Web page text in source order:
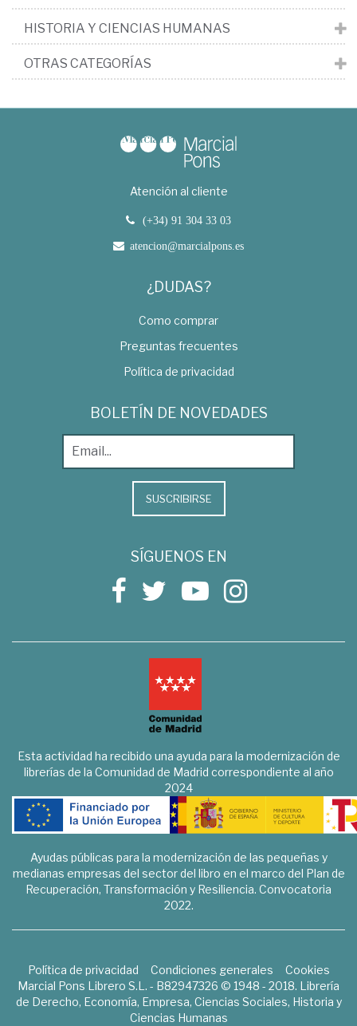
HISTORIA Y CIENCIAS HUMANAS
OTRAS CATEGORÍAS
Atención al cliente
(+34) 91 304 33 03
atencion@marcialpons.es
¿DUDAS?
Como comprar
Preguntas frecuentes
Política de privacidad
BOLETÍN DE NOVEDADES
SUSCRIBIRSE
SÍGUENOS EN
Esta actividad ha recibido una ayuda para la modernización de
librerías de la Comunidad de Madrid correspondiente al año
2024
Ayudas públicas para la modernización de las pequeñas y
medianas empresas del sector del libro en el marco del Plan de
Recuperación, Transformación y Resiliencia. Convocatoria
2022.
Política de privacidad Condiciones generales
Cookies
Marcial Pons Librero S.L. - B82947326 © 1948 - 2018. Librería
de Derecho, Economía, Empresa, Ciencias Sociales, Historia y
Ciencias Humanas